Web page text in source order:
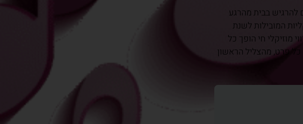
להרגיש בבית מהרגע
המובילות לשנת
מוזיקלי חי הופך כל
פרט, מהצליל הראשון